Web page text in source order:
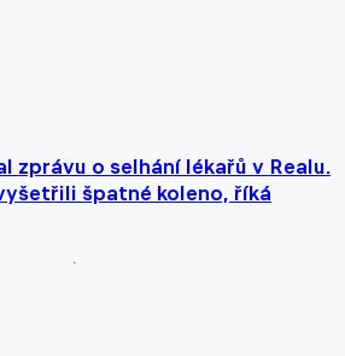
zprávu o selhání lékařů v Realu.
špatné koleno, říká